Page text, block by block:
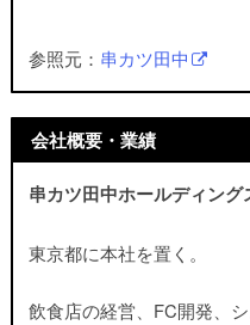
参照元： 串カツ田中
会社概要・業績
串カツ田中ホールディング
東京都に本社を置く。
飲食店の経営、FC開発、